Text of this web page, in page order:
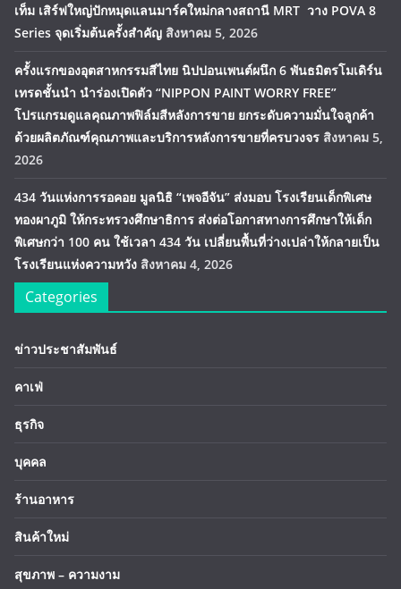
เท็ม เสิร์ฟใหญ่ปักหมุดแลนมาร์คใหม่กลางสถานี MRT วาง POVA 8
Series จุดเริ่มต้นครั้งสำคัญ สิงหาคม 5, 2026
ครั้งแรกของอุตสาหกรรมสีไทย นิปปอนเพนต์ผนึก 6 พันธมิตรโมเดิร์น
เทรดชั้นนำ นำร่องเปิดตัว “NIPPON PAINT WORRY FREE”
โปรแกรมดูแลคุณภาพฟิล์มสีหลังการขาย ยกระดับความมั่นใจลูกค้า
ด้วยผลิตภัณฑ์คุณภาพและบริการหลังการขายที่ครบวงจร สิงหาคม 5,
2026
434 วันแห่งการรอคอย มูลนิธิ “เพจอีจัน” ส่งมอบ โรงเรียนเด็กพิเศษ
ทองผาภูมิ ให้กระทรวงศึกษาธิการ ส่งต่อโอกาสทางการศึกษาให้เด็ก
พิเศษกว่า 100 คน ใช้เวลา 434 วัน เปลี่ยนพื้นที่ว่างเปล่าให้กลายเป็น
โรงเรียนแห่งความหวัง สิงหาคม 4, 2026
Categories
ข่าวประชาสัมพันธ์
คาเฟ่
ธุรกิจ
บุคคล
ร้านอาหาร
สินค้าใหม่
สุขภาพ – ความงาม